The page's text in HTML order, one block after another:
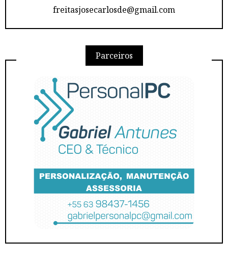
freitasjosecarlosde@gmail.com
Parceiros